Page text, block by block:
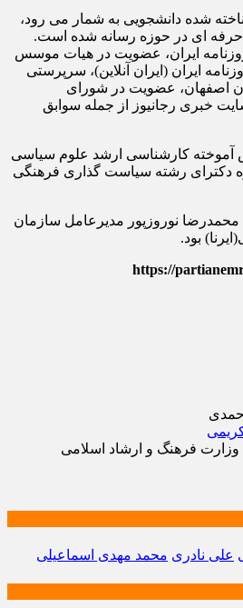
شده دانشجویی به شمار می رود،
حرفه ای در حوزه رسانه شده است.
ایران، عضویت در هیات موسس
ایران (ایران آنلاین)، سرپرستی
اصفهان، عضویت در شورای
خبری رجانیوز از جمله سوابق
و دانش آموخته کارشناسی ارشد علوم سیاسی
دکترای رشته سیاست گذاری فرهنگی
محمدرضا نوروزپور مدیرعامل سازمان
بود‌.
https://
فرهنگ و ارشاد اسلامی
علی نادری محمد مهدی اسماعیلی